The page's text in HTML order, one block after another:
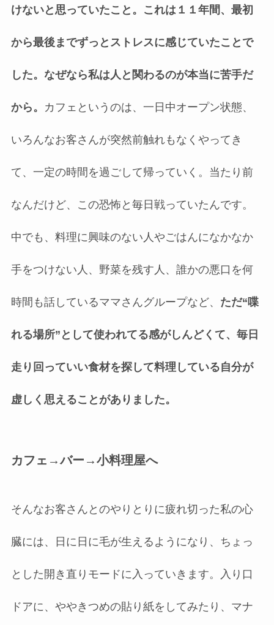
けないと思っていたこと。これは１１年間、最初
から最後までずっとストレスに感じていたことで
した。なぜなら私は人と関わるのが本当に苦手だ
から。 カフェというのは、一日中オープン状態、
いろんなお客さんが突然前触れもなくやってき
て、一定の時間を過ごして帰っていく。当たり前
なんだけど、この恐怖と毎日戦っていたんです。
中でも、料理に興味のない人やごはんになかなか
手をつけない人、野菜を残す人、誰かの悪口を何
時間も話しているママさんグループなど、 ただ“喋
れる場所”として使われてる感がしんどくて、毎日
走り回っていい食材を探して料理している自分が
虚しく思えることがありました。
カフェ→バー→小料理屋へ
そんなお客さんとのやりとりに疲れ切った私の心
臓には、日に日に毛が生えるようになり、ちょっ
とした開き直りモードに入っていきます。入り口
ドアに、ややきつめの貼り紙をしてみたり、マナ